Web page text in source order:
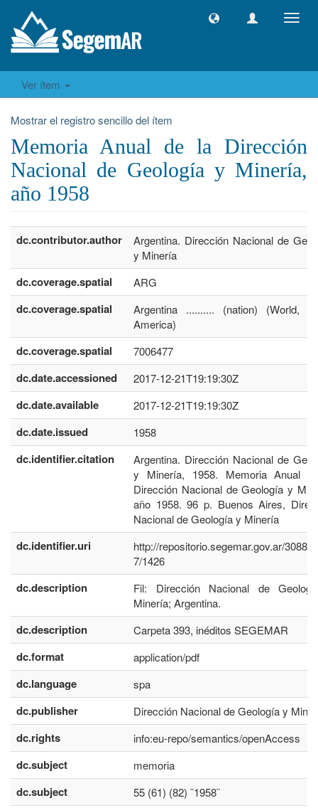
Ver ítem
Mostrar el registro sencillo del ítem
Memoria Anual de la Dirección
Nacional de Geología y Minería,
año 1958
dc.contributor.author
Argentina. Dirección Nacional de
y Minería
dc.coverage.spatial ARG
dc.coverage.spatial
Argentina .......... (nation) (World,
America)
dc.coverage.spatial 7006477
dc.date.accessioned 2017-12-21T19:19:30Z
dc.date.available 2017-12-21T19:19:30Z
dc.date.issued 1958
dc.identifier.citation
Argentina. Dirección Nacional de
y Minería, 1958. Memoria Anual
Dirección Nacional de Geología y
año 1958. 96 p. Buenos Aires,
Nacional de Geología y Minería
dc.identifier.uri
http://repositorio.segemar.gov.ar/
7/1426
dc.description
Fil: Dirección Nacional de
Minería; Argentina.
dc.description Carpeta 393, inéditos SEGEMAR
dc.format application/pdf
dc.language spa
dc.publisher Dirección Nacional de Geología y
dc.rights info:eu-repo/semantics/openAccess
dc.subject memoria
dc.subject 55 (61) (82) ¨1958¨